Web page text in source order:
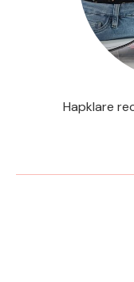
Hapklare